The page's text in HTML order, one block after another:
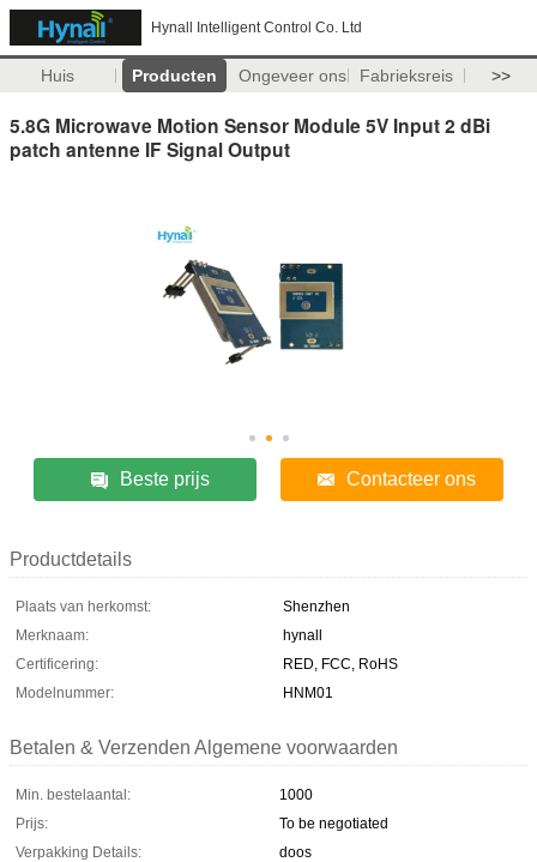
Hynall Intelligent Control Co. Ltd
Huis Producten Ongeveer ons Fabrieksreis >>
5.8G Microwave Motion Sensor Module 5V Input 2 dBi
patch antenne IF Signal Output
Beste prijs Contacteer ons
Productdetails
Plaats van herkomst:
Shenzhen
Merknaam:
hynall
Certificering:
RED, FCC, RoHS
Modelnummer:
HNM01
Betalen & Verzenden Algemene voorwaarden
Min. bestelaantal:
1000
Prijs:
To be negotiated
Verpakking Details:
doos